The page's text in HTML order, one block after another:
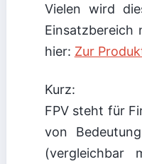
Vielen wird
hier: Zur
Kurz:
FPV steht für
von
(vergleichbar